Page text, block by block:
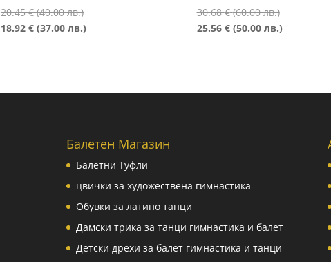
20.45€ (40.00 лв.)Original
price
лв.).
18.92 € (37.00 лв.)Текущата
(37.00
30.68€ (60.00 лв.)Original
price
лв.).
25.56 € (50.00 лв.)Текущата
(50.00
Балетен Магазин
Балетни Туфли
цвички за художествена гимнастика
Обувки за латино танци
Дамски трика за танци гимнастика и балет
Детски дрехи за балет гимнастика и танци